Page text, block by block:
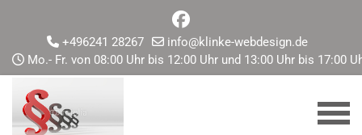
+496241 28267
info@klinke-webdesign.de
Mo.- Fr. von 08:00 Uhr bis 12:00 Uhr und 13:00 Uhr bis 17:00